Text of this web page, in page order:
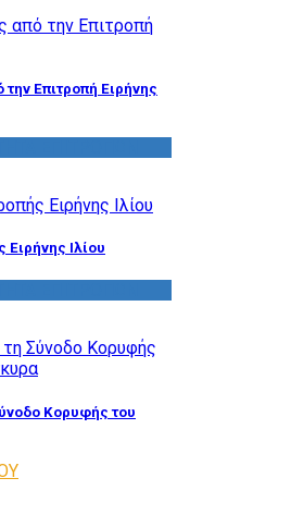
Επιτροπή Ειρήνης
Ιλίου
Κορυφής του